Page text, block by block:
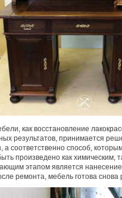
как восстановление
результатов, принимается
а соответственно способ,
произведено как
этапом является
ремонта, мебель готова